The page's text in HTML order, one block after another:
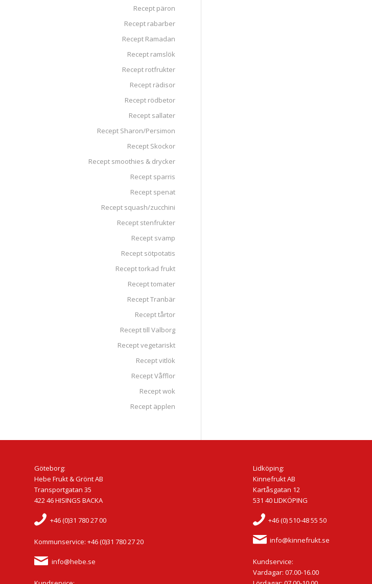
Recept päron
Recept rabarber
Recept Ramadan
Recept ramslök
Recept rotfrukter
Recept rädisor
Recept rödbetor
Recept sallater
Recept Sharon/Persimon
Recept Skockor
Recept smoothies & drycker
Recept sparris
Recept spenat
Recept squash/zucchini
Recept stenfrukter
Recept svamp
Recept sötpotatis
Recept torkad frukt
Recept tomater
Recept Tranbär
Recept tårtor
Recept till Valborg
Recept vegetariskt
Recept vitlök
Recept Våfflor
Recept wok
Recept äpplen
Göteborg:
Hebe Frukt & Grönt AB
Transportgatan 35
422 46 HISINGS BACKA
+46 (0)31 780 27 00
Kommunservice: +46 (0)31 780 27 20
info@hebe.se
Lidköping:
Kinnefrukt AB
Kartåsgatan 12
531 40 LIDKÖPING
+46 (0) 510-48 55 50
info@kinnefrukt.se
Kundservice:
Vardagar: 07.00-16.00